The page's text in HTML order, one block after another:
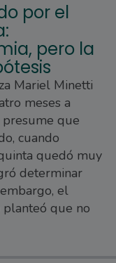
por el
pero la
Mariel Minetti
meses a
presume que
cuando
quedó muy
determinar
el
que no